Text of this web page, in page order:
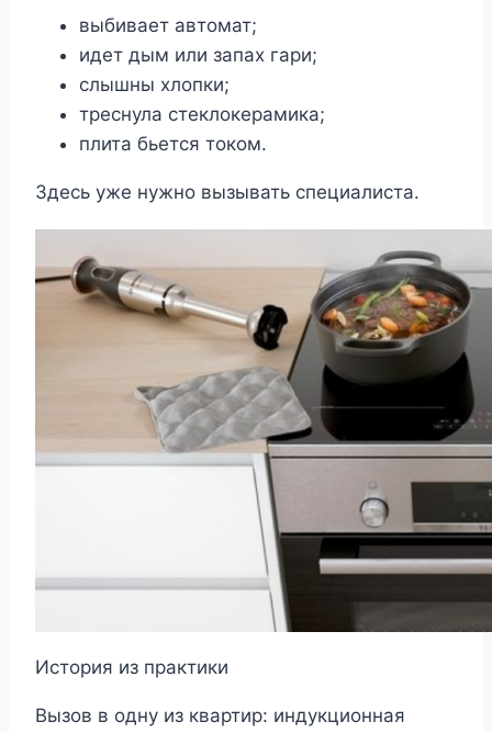
выбивает автомат;
идет дым или запах гари;
слышны хлопки;
треснула стеклокерамика;
плита бьется током.
Здесь уже нужно вызывать специалиста.
История из практики
Вызов в одну из квартир: индукционная